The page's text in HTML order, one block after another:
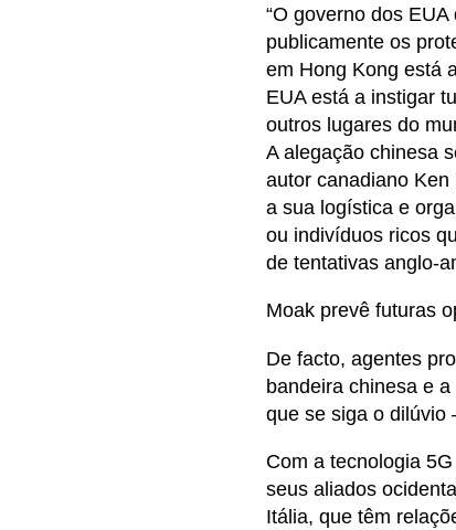
“O governo dos
publicamente os
em Hong Kong está
EUA está a instigar
outros lugares do
A alegação chinesa
autor canadiano
a sua logística e
ou indivíduos ricos
de tentativas anglo-
Moak prevê futuras
De facto, agentes
bandeira chinesa e
que se siga o dilúvio
Com a tecnologia
seus aliados
Itália, que têm